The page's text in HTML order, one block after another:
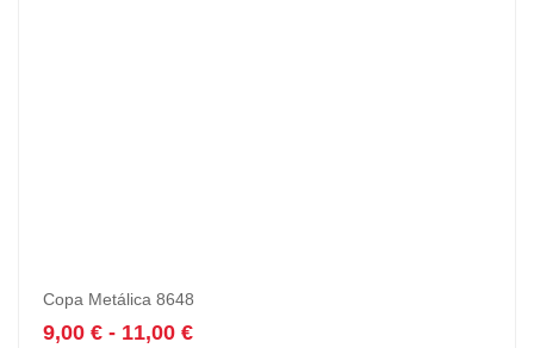
Copa Metálica 8648
9,00 € - 11,00 €